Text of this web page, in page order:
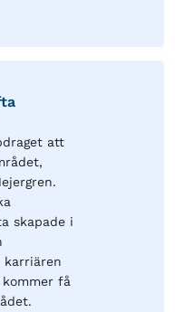
att
skapade i
karriären
få